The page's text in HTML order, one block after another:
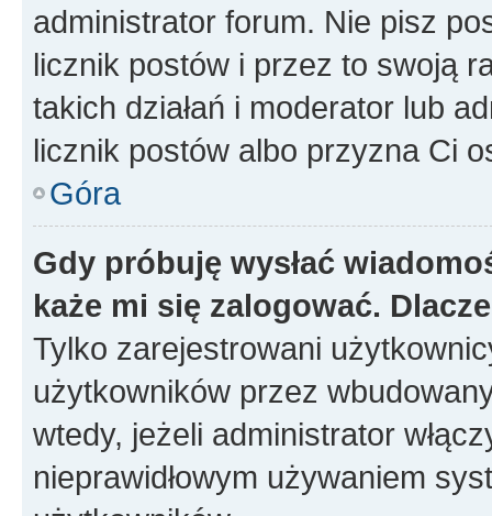
administrator forum. Nie pisz
licznik postów i przez to swoją
takich działań i moderator lub
licznik postów albo przyzna Ci
Góra
Gdy próbuję wysłać
każe mi się zalogować.
Tylko zarejestrowani
użytkowników przez
wtedy, jeżeli administrator
nieprawidłowym używaniem